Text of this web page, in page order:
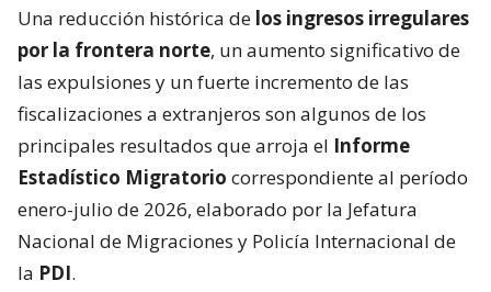
Una reducción histórica de los ingresos irregulares
por la frontera norte, un aumento significativo de
las expulsiones y un fuerte incremento de las
fiscalizaciones a extranjeros son algunos de los
principales resultados que arroja el Informe
Estadístico Migratorio correspondiente al período
enero-julio de 2026, elaborado por la Jefatura
Nacional de Migraciones y Policía Internacional de
la PDI.